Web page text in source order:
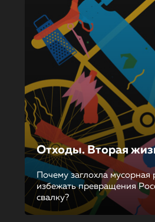
Отходы. Вторая
Почему заглохла мусорная
избежать превращения
свалку?